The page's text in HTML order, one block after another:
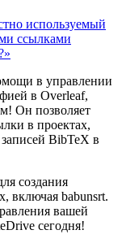
используемый
ссылками
в управлении
в Overleaf,
Он позволяет
в проектах,
BibTeX в
создания
включая babunsrt.
вашей
сегодня!